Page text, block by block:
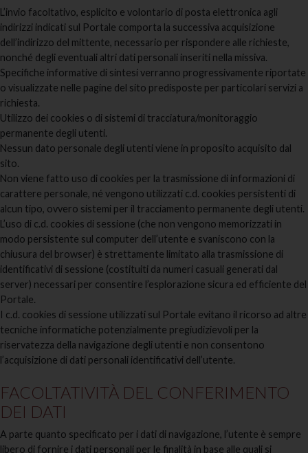
L’invio facoltativo, esplicito e volontario di posta elettronica agli
indirizzi indicati sul Portale comporta la successiva acquisizione
dell’indirizzo del mittente, necessario per rispondere alle richieste,
nonché degli eventuali altri dati personali inseriti nella missiva.
Specifiche informative di sintesi verranno progressivamente riportate
o visualizzate nelle pagine del sito predisposte per particolari servizi a
richiesta.
Utilizzo dei cookies o di sistemi di tracciatura/monitoraggio
permanente degli utenti.
Nessun dato personale degli utenti viene in proposito acquisito dal
sito.
Non viene fatto uso di cookies per la trasmissione di informazioni di
carattere personale, né vengono utilizzati c.d. cookies persistenti di
alcun tipo, ovvero sistemi per il tracciamento permanente degli utenti.
L’uso di c.d. cookies di sessione (che non vengono memorizzati in
modo persistente sul computer dell’utente e svaniscono con la
chiusura del browser) è strettamente limitato alla trasmissione di
identificativi di sessione (costituiti da numeri casuali generati dal
server) necessari per consentire l’esplorazione sicura ed efficiente del
Portale.
I c.d. cookies di sessione utilizzati sul Portale evitano il ricorso ad altre
tecniche informatiche potenzialmente pregiudizievoli per la
riservatezza della navigazione degli utenti e non consentono
l’acquisizione di dati personali identificativi dell’utente.
FACOLTATIVITÀ DEL CONFERIMENTO
DEI DATI
A parte quanto specificato per i dati di navigazione, l’utente è sempre
libero di fornire i dati personali per le finalità in base alle quali si